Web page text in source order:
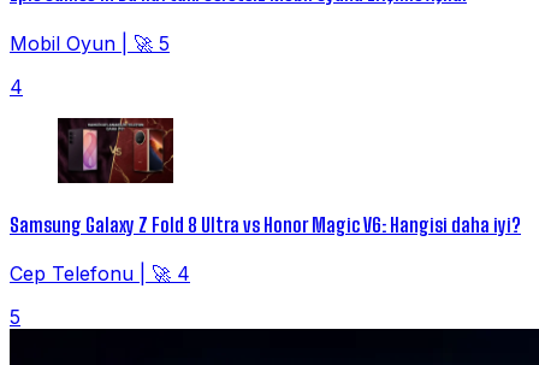
Mobil Oyun
🚀 5
4
Samsung Galaxy Z Fold 8 Ultra vs Honor Magic V6: Hangisi daha iyi?
Cep Telefonu
🚀 4
5